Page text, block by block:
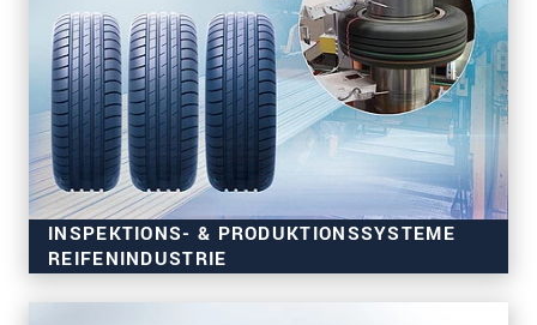
INSPEKTIONS- & PRODUKTIONSSYSTEME
REIFENINDUSTRIE